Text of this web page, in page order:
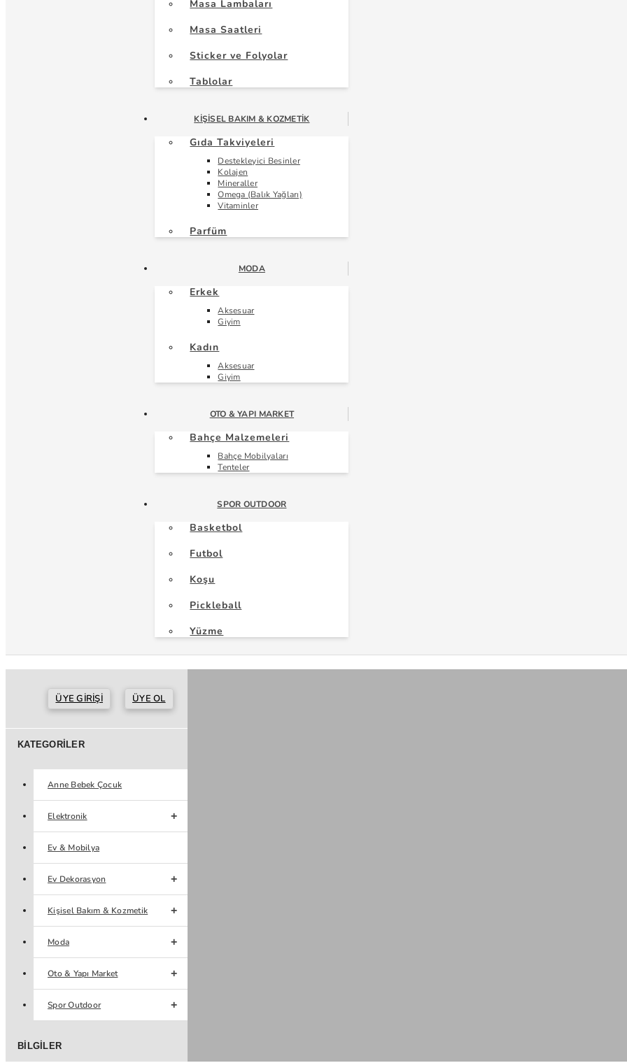
Masa Lambaları
Masa Saatleri
Sticker ve Folyolar
Tablolar
KIŞISEL BAKIM & KOZMETIK
Gıda Takviyeleri
Destekleyici Besinler
Kolajen
Mineraller
Omega (Balık Yağları)
Vitaminler
Parfüm
MODA
Erkek
Aksesuar
Giyim
Kadın
Aksesuar
Giyim
OTO & YAPI MARKET
Bahçe Malzemeleri
Bahçe Mobilyaları
Tenteler
SPOR OUTDOOR
Basketbol
Futbol
Koşu
Pickleball
Yüzme
ÜYE GIRIŞI ÜYE OL
KATEGORILER
Anne Bebek Çocuk
Elektronik
Ev & Mobilya
Ev Dekorasyon
Kişisel Bakım & Kozmetik
Moda
Oto & Yapı Market
Spor Outdoor
BILGILER